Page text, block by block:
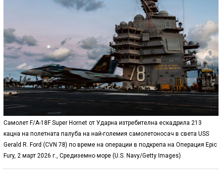
Самолет F/A-18F Super Hornet от Ударна изтребителна ескадрила 213
кацна на полетната палуба на най-големия самолетоносач в света USS
Gerald R. Ford (CVN 78) по време на операции в подкрепа на Операция Epic
Fury, 2 март 2026 г., Средиземно море (U.S. Navy/Getty Images)